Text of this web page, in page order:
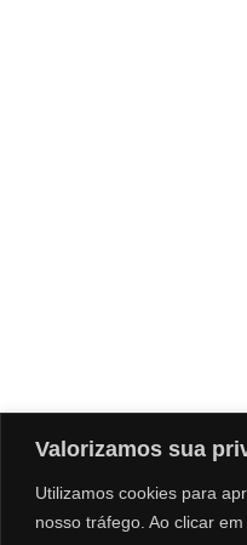
Valorizamos sua
Utilizamos cookies para
nosso tráfego. Ao clicar